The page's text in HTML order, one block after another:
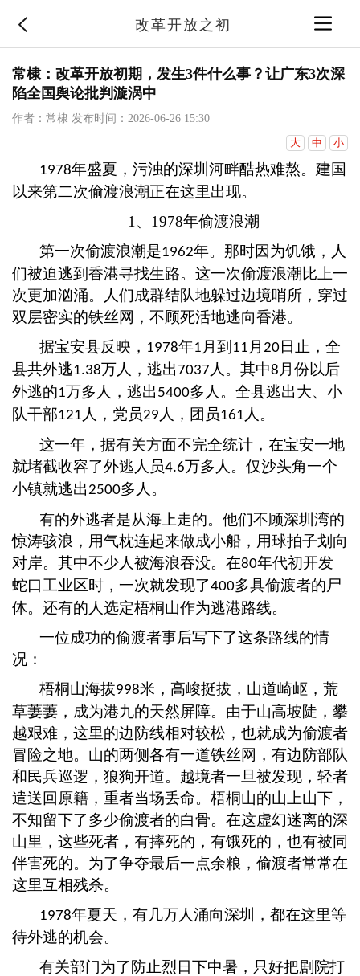
改革开放之初
常棣：改革开放初期，发生3件什么事？让广东3次深
陷全国舆论批判漩涡中
作者：常棣 发布时间：2026-06-26 15:30
大
中 小
1978年盛夏，污浊的深圳河畔酷热难熬。建国
以来第二次偷渡浪潮正在这里出现。
1、1978年偷渡浪潮
第一次偷渡浪潮是1962年。那时因为饥饿，人
们被迫逃到香港寻找生路。这一次偷渡浪潮比上一
次更加汹涌。人们成群结队地躲过边境哨所，穿过
双层密实的铁丝网，不顾死活地逃向香港。
据宝安县反映， 1978年1 月到 11 月 20 日止，全
县共外逃1.38万人，逃出 7037 人。其中8 月份以后
外逃的1万多人，逃出 5400多人。全县逃出大、小
队干部121 人，党员29 人，团员161 人。
这一年，据有关方面不完全统计，在宝安一地
就堵截收容了外逃人员4.6万多人。仅沙头角一个
小镇就逃出2500多人。
有的外逃者是从海上走的。他们不顾深圳湾的
惊涛骇浪，用气枕连起来做成小船，用球拍子划向
对岸。其中不少人被海浪吞没。在80年代初开发
蛇口工业区时，一次就发现了400多具偷渡者的尸
体。还有的人选定梧桐山作为逃港路线。
一位成功的偷渡者事后写下了这条路线的情
况：
梧桐山海拔998米，高峻挺拔，山道崎岖，荒
草萋萋，成为港九的天然屏障。由于山高坡陡，攀
越艰难，这里的边防线相对较松，也就成为偷渡者
冒险之地。山的两侧各有一道铁丝网，有边防部队
和民兵巡逻，狼狗开道。越境者一旦被发现，轻者
遣送回原籍，重者当场丢命。梧桐山的山上山下，
不知留下了多少偷渡者的白骨。在这虚幻迷离的深
山里，这些死者，有摔死的，有饿死的，也有被同
伴害死的。为了争夺最后一点余粮，偷渡者常常在
这里互相残杀。
1978年夏天，有几万人涌向深圳，都在这里等
待外逃的机会。
有关部门为了防止烈日下中暑，只好把剧院打